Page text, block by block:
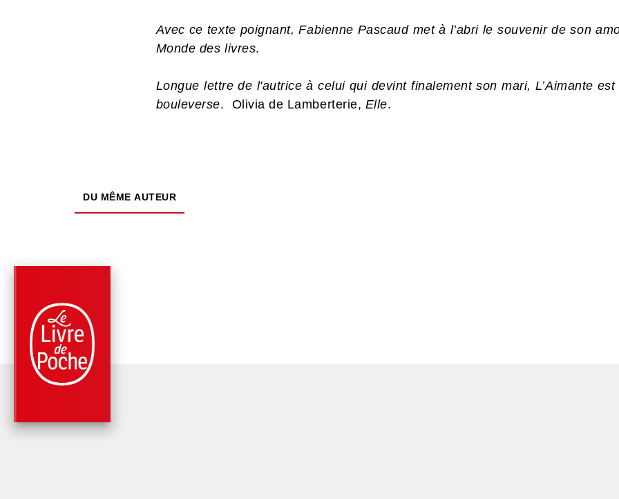
Avec ce texte poignant, Fabienne Pascaud met à l’abri le souvenir de son
Monde des livres.
Longue lettre de l'autrice à celui qui devint finalement son mari, L’Aimante
bouleverse. Olivia de Lamberterie, Elle.
DU MÊME AUTEUR